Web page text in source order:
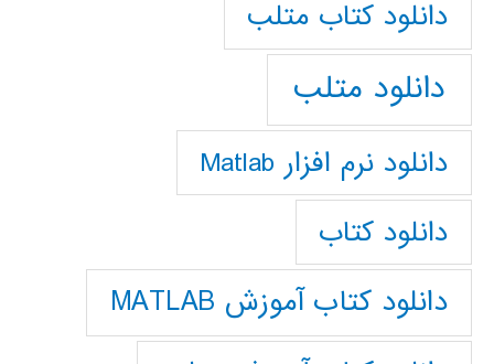
دانلود كتاب متلب
دانلود متلب
دانلود نرم افزار Matlab
دانلود کتاب
دانلود کتاب آموزش MATLAB